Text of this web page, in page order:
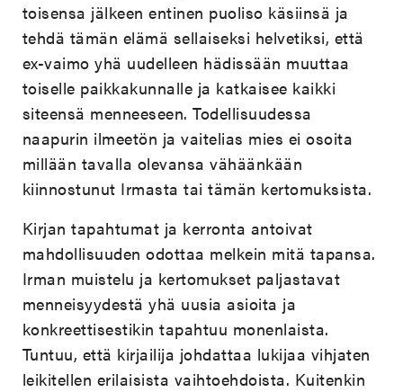
toisensa jälkeen entinen puoliso käsiinsä ja
tehdä tämän elämä sellaiseksi helvetiksi, että
ex-vaimo yhä uudelleen hädissään muuttaa
toiselle paikkakunnalle ja katkaisee kaikki
siteensä menneeseen. Todellisuudessa
naapurin ilmeetön ja vaitelias mies ei osoita
millään tavalla olevansa vähäänkään
kiinnostunut Irmasta tai tämän kertomuksista.
Kirjan tapahtumat ja kerronta antoivat
mahdollisuuden odottaa melkein mitä tapansa.
Irman muistelu ja kertomukset paljastavat
menneisyydestä yhä uusia asioita ja
konkreettisestikin tapahtuu monenlaista.
Tuntuu, että kirjailija johdattaa lukijaa vihjaten
leikitellen erilaisista vaihtoehdoista. Kuitenkin